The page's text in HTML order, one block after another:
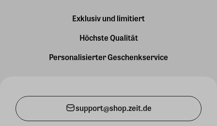
Exklusiv und limitiert
Höchste Qualität
Personalisierter Geschenkservice
support@shop.zeit.de